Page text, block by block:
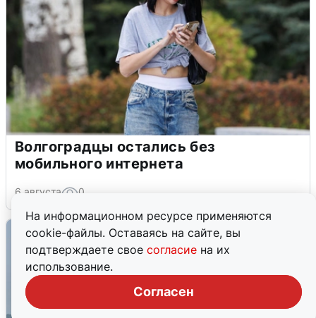
На информационном ресурсе применяются
cookie-файлы. Оставаясь на сайте, вы
подтверждаете свое согласие на их
использование.
Согласен
Волгоградцы остались без
мобильного интернета
6 августа 0